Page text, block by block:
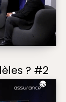
? #2